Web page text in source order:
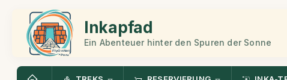
Inkapfad
Ein Abenteuer hinter den Spuren der Sonne